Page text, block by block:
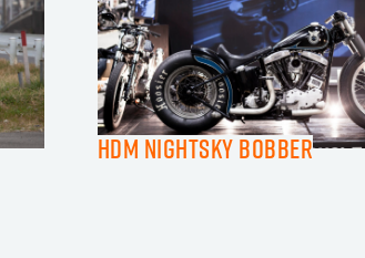
HDM Nightsky Bobber